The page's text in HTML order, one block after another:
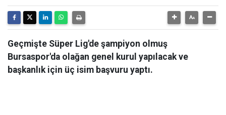
Geçmişte Süper Lig'de şampiyon olmuş
Bursaspor'da olağan genel kurul yapılacak ve
başkanlık için üç isim başvuru yaptı.